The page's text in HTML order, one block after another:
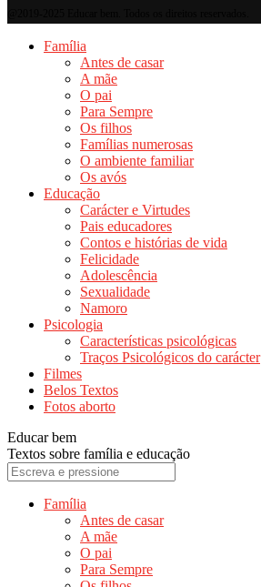
Família
Antes de casar
A mãe
O pai
Para Sempre
Os filhos
Famílias numerosas
O ambiente familiar
Os avós
Educação
Carácter e Virtudes
Pais educadores
Contos e histórias de vida
Felicidade
Adolescência
Sexualidade
Namoro
Psicologia
Características psicológicas
Traços Psicológicos do carácter
Filmes
Belos Textos
Fotos aborto
Educar bem
Textos sobre família e educação
Família
Antes de casar
A mãe
O pai
Para Sempre